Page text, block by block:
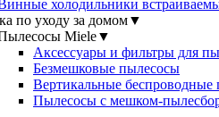
холодильники
по уходу за домом▼
Miele▼
Аксессуары и фильтры для
Безмешковые пылесосы
Вертикальные беспроводные
Пылесосы с мешком-